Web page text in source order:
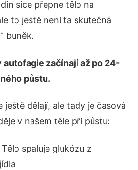
sice přepne tělo na
to ještě není ta skutečná
buněk.
začínají až po 24-
půstu.
ještě dělají, ale tady je časová
v našem těle při půstu:
Tělo spaluje glukózu z